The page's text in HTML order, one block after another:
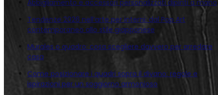
Abbigliamento e accessori personalizzati dipinti a mano
Tendenze 2026 nell’arte per interni: dal Pop Art
contemporaneo allo stile giapponese
Murales o quadro: cosa scegliere davvero per arredare
casa
Come posizionare i quadri sopra il divano: regole e
ispirazioni per un soggiorno armonioso